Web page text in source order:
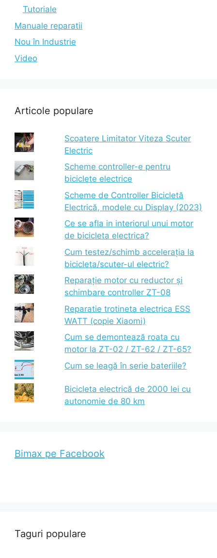
Tutoriale
Manuale reparatii
Nou în Industrie
Video
Articole populare
Scoatere Limitator Viteza Scuter
Electric
Scheme controller-e pentru
biciclete electrice
Scheme de Controller Bicicletă
Electrică, modele cu Display (2023)
Ce se afla in interiorul unui motor
de bicicleta electrica?
Cum testez/schimb accelerația la
bicicleta/scuter-ul electric?
Reparație motor cu reductor și
schimbare controller ZT-08
Reparatie trotineta electrica ESS
WATT (copie Xiaomi)
Cum se demontează roata cu
motor la ZT-02 / ZT-62 / ZT-65?
Cum se leagă în serie bateriile?
Bicicleta electrică de 2000 lei cu
autonomie de 80 km
Bimax pe Facebook
Taguri populare